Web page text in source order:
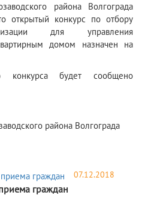
района Волгограда
открытый конкурс по отбору
для управления
домом назначен на
конкурса будет сообщено
района Волгограда
07.12.2018
граждан